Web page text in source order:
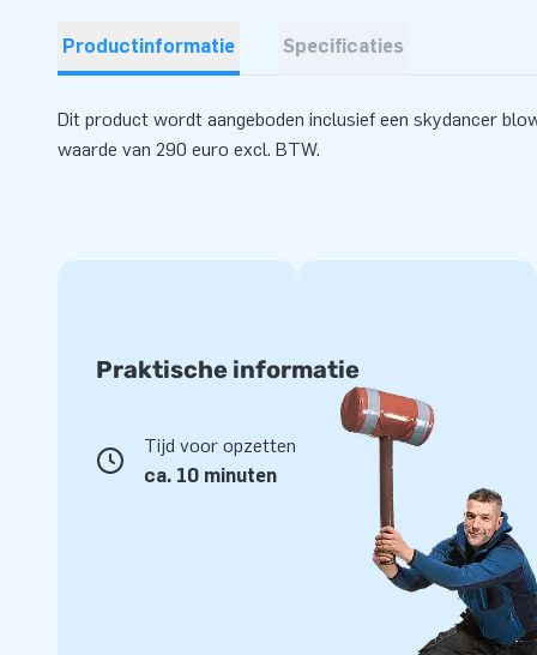
Productinformatie Specificaties
Dit product wordt aangeboden inclusief een skydancer
waarde van 290 euro excl. BTW.
Praktische informatie
Tijd voor opzetten
ca. 10 minuten